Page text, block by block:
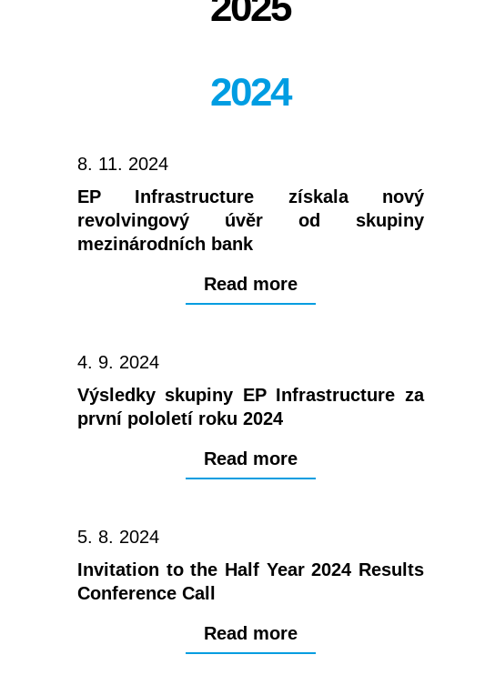
2024
8. 11. 2024
EP Infrastructure získala nový
revolvingový úvěr od skupiny
mezinárodních bank
Read more
4. 9. 2024
Výsledky skupiny EP Infrastructure za
první pololetí roku 2024
Read more
5. 8. 2024
Invitation to the Half Year 2024 Results
Conference Call
Read more